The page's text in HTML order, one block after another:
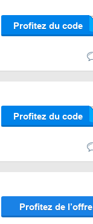
Profitez du code
Profitez du code
Profitez de l’offre